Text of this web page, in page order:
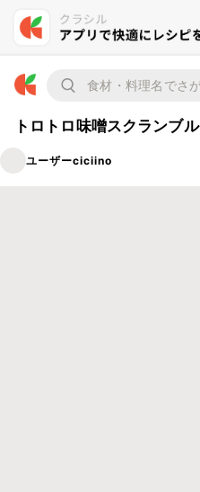
トロトロ味噌スクランブ
ユーザーciciino